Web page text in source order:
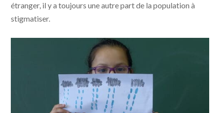
étranger, il y a toujours une autre part de la population à
stigmatiser.